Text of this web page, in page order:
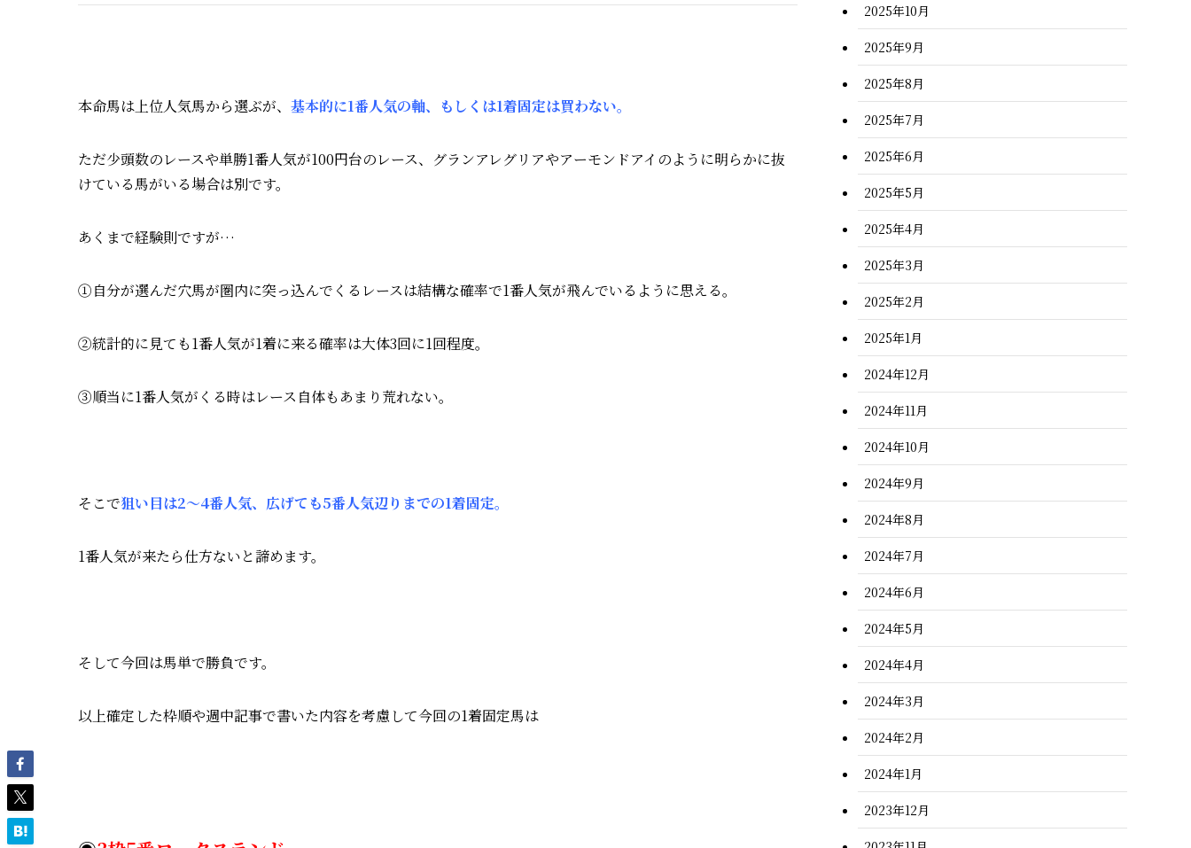
本命馬は上位人気馬から選ぶが、 基本的に1番人気の軸、もしくは1着固定は買わない。
ただ少頭数のレースや単勝1番人気が100円台のレース、グランアレグリアやアーモンドアイのように明らかに抜
けている馬がいる場合は別です。
あくまで経験則ですが…
①自分が選んだ穴馬が圏内に突っ込んでくるレースは結構な確率で1番人気が飛んでいるように思える。
②統計的に見ても1番人気が1着に来る確率は大体3回に1回程度。
③順当に1番人気がくる時はレース自体もあまり荒れない。
そこで狙い目は2～4番人気、広げても5番人気辺りまでの1着固定。
1番人気が来たら仕方ないと諦めます。
そして今回は馬単で勝負です。
以上確定した枠順や週中記事で書いた内容を考慮して今回の1着固定馬は
2025年10月
2025年9月
2025年8月
2025年7月
2025年6月
2025年5月
2025年4月
2025年3月
2025年2月
2025年1月
2024年12月
2024年11月
2024年10月
2024年9月
2024年8月
2024年7月
2024年6月
2024年5月
2024年4月
2024年3月
2024年2月
2024年1月
2023年12月